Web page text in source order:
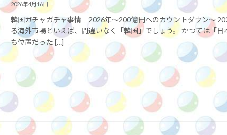
2026年4月16日
韓国ガチャガチャ事情 2026年～200億円へのカウントダウン～
る海外市場といえば、間違いなく「韓国」でしょう。 かつては「
ち位置だった […]